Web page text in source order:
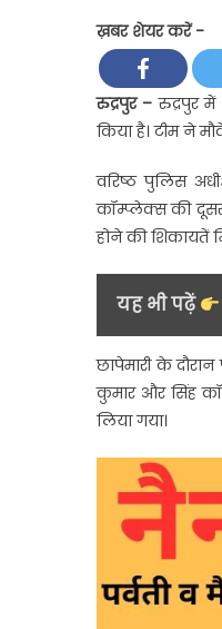
ख़बर शेयर करें -
रुद्रपुर –रुद्रपुर
किया है। टीम ने
वरिष्ठ पुलिस
कॉम्प्लेक्स की
होने की शिकायतें
यह भी पढ़ें
छापेमारी के
कुमार और सिंह
लिया गया।